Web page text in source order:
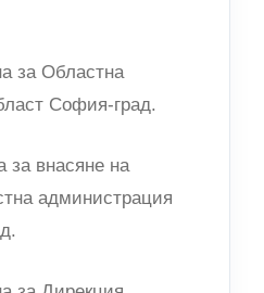
за Областна
София-град.
за внасяне на
администрация